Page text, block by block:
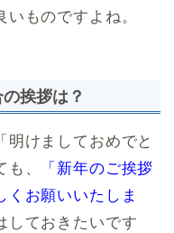
ものですよね。
挨拶は？
明けましておめでと
、
「新年のご挨拶
くお願いいたしま
しておきたいです